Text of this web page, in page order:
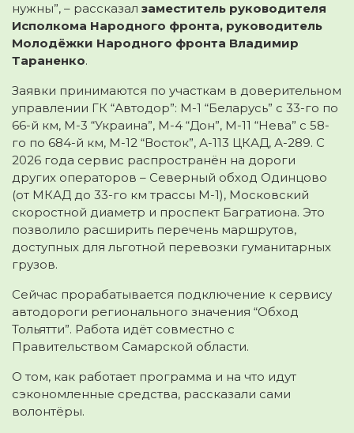
нужны”, – рассказал заместитель руководителя
Исполкома Народного фронта, руководитель
Молодёжки Народного фронта Владимир
Тараненко.
Заявки принимаются по участкам в доверительном
управлении ГК “Автодор”: М-1 “Беларусь” с 33-го по
66-й км, М-3 “Украина”, М-4 “Дон”, М-11 “Нева” с 58-
го по 684-й км, М-12 “Восток”, А-113 ЦКАД, А-289. С
2026 года сервис распространён на дороги
других операторов – Северный обход Одинцово
(от МКАД до 33-го км трассы М-1), Московский
скоростной диаметр и проспект Багратиона. Это
позволило расширить перечень маршрутов,
доступных для льготной перевозки гуманитарных
грузов.
Сейчас прорабатывается подключение к сервису
автодороги регионального значения “Обход
Тольятти”. Работа идёт совместно с
Правительством Самарской области.
О том, как работает программа и на что идут
сэкономленные средства, рассказали сами
волонтёры.